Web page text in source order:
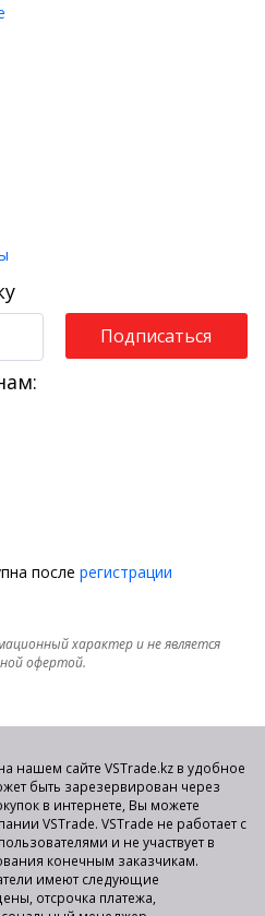
Подписаться
после регистрации
характер и не является
офертой.
нашем сайте VSTrade.kz в удобное
быть зарезервирован через
в интернете, Вы можете
VSTrade. VSTrade не работает с
и не участвует в
конечным заказчикам.
имеют следующие
отсрочка платежа,